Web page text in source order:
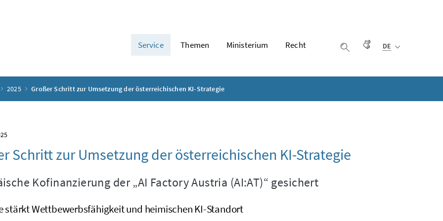
Service Themen Ministerium Recht Suche einblenden
Gebärdensprache
DE
2025 Großer Schritt zur Umsetzung der österreichischen KI-Strategie
Schritt zur Umsetzung der österreichischen KI-Strategie
Kofinanzierung der „AI Factory Austria (AI:AT)“ gesichert
stärkt Wettbewerbsfähigkeit und heimischen KI-Standort